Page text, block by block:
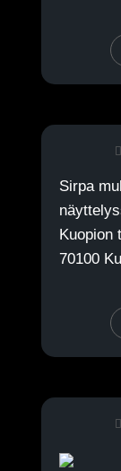
Sirpa
Kuopion
70100